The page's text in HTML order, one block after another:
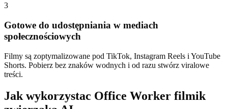
3
Gotowe do udostępniania w mediach
społecznościowych
Filmy są zoptymalizowane pod TikTok, Instagram Reels i YouTube
Shorts. Pobierz bez znaków wodnych i od razu stwórz viralowe
treści.
Jak wykorzystac Office Worker filmik